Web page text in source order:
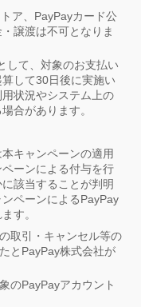
ア、PayPayカード公
譲渡は不可となりま
して、対象のお支払い
して30日後に実施い
状況やシステム上の
合があります。
キャンペーンの適用
ーンによる付与を行
該当することが判明
ペーンによるPayPay
す。
取引・キャンセル等の
とPayPay株式会社が
のPayPayアカウント